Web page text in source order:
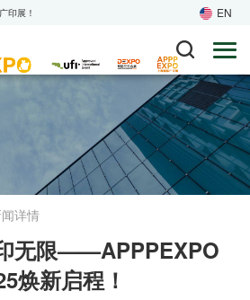
印展！ EN
详情
无限——APPPEXPO
焕新启程！